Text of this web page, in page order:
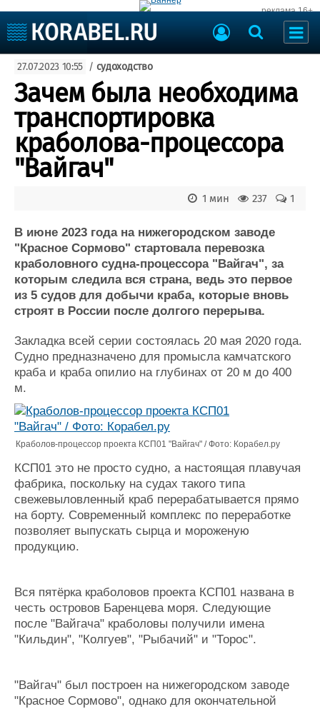
реклама 16+
Судоходство
Судоремонт
События
Порты
Рыболовство
ВМФ
Образование
Яхты и катера
Еще
Пульс
Новости
Компании
Репутация
Работа
Крюинг
Реклама
Доска объявлений
Продажа флота
Оборудование
Изделия
Материалы
Услуги
Конференции
Выставки и семинары
Личности
Словарь
Галерея флота
Отзывы
27.07.2023 10:55 / судоходство
Зачем была необходима
транспортировка
краболова-процессора
"Вайгач"
1
237
1 мин
В июне 2023 года на нижегородском заводе
"Красное Сормово" стартовала перевозка
краболовного судна-процессора "Вайгач", за
которым следила вся страна, ведь это первое
из 5 судов для добычи краба, которые вновь
строят в России после долгого перерыва.
Закладка всей серии состоялась 20 мая 2020 года.
Судно предназначено для промысла камчатского
краба и краба опилио на глубинах от 20 м до 400
м.
Краболов-процессор проекта КСП01 "Вайгач" / Фото: Корабел.ру
КСП01 это не просто судно, а настоящая плавучая
фабрика, поскольку на судах такого типа
свежевыловленный краб перерабатывается прямо
на борту. Современный комплекс по переработке
позволяет выпускать сырца и мороженую
продукцию.
Вся пятёрка краболовов проекта КСП01 названа в
честь островов Баренцева моря. Следующие
после "Вайгача" краболовы получили имена
"Кильдин", "Колгуев", "Рыбачий" и "Торос".
"Вайгач" был построен на нижегородском заводе
"Красное Сормово", однако для окончательной